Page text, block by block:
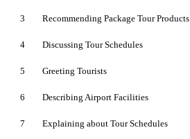
3 Recommending Package Tour Products
4 Discussing Tour Schedules
5 Greeting Tourists
6 Describing Airport Facilities
7 Explaining about Tour Schedules